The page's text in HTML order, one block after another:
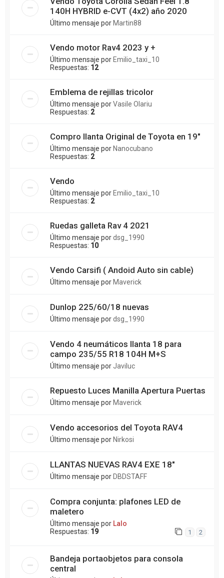
140H HYBRID e-CVT (4x2) año 2020
Último mensaje porMartin88
Vendo motor Rav4 2023 y +
Último mensaje porEmilio_taxi_10
Respuestas: 12
Emblema de rejillas tricolor
Último mensaje porVasile Olariu
Respuestas: 2
Compro llanta Original de Toyota en 19"
Último mensaje porNanocubano
Respuestas: 2
Vendo
Último mensaje porEmilio_taxi_10
Respuestas: 2
Ruedas galleta Rav 4 2021
Último mensaje pordsg_1990
Respuestas: 10
Vendo Carsifi ( Andoid Auto sin cable)
Último mensaje porMaverick
Dunlop 225/60/18 nuevas
Último mensaje pordsg_1990
Vendo 4 neumáticos llanta 18 para
campo 235/55 R18 104H M+S
Último mensaje por Javiluc
Repuesto Luces Manilla Apertura Puertas
Último mensaje porMaverick
Vendo accesorios del Toyota RAV4
Último mensaje porNirkosi
LLANTAS NUEVAS RAV4 EXE 18"
Último mensaje porDBDSTAFF
Compra conjunta: plafones LED de
maletero
Último mensaje por Lalo
Respuestas: 19 1 2
Bandeja portaobjetos para consola
central